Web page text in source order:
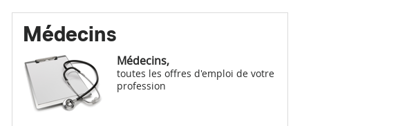
Médecins
Médecins,
toutes les offres d'emploi de votre
profession